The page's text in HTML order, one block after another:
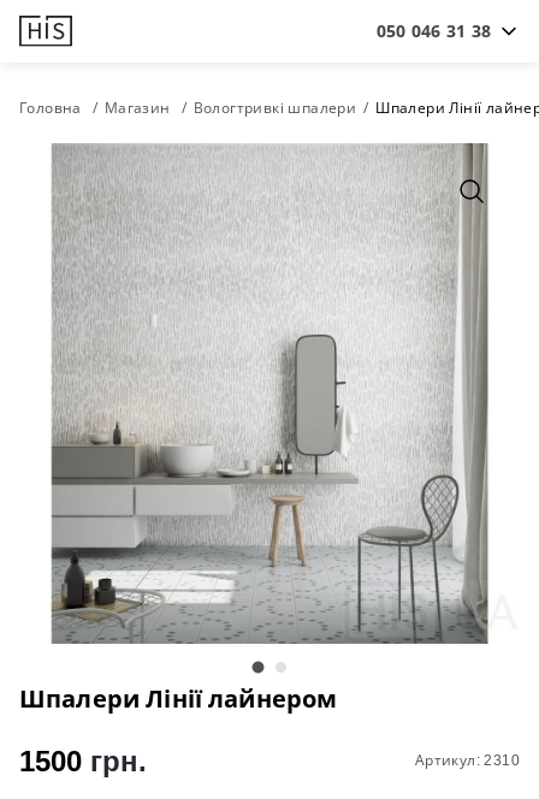
050 046 31 38
Головна Магазин Вологтривкі шпалери Шпалери Лінії
Шпалери Лінії лайнером
Артикул: 2310
1500 грн.